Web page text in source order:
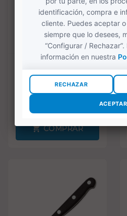
(175mm) Serie
Universal 289704
COMPRAR